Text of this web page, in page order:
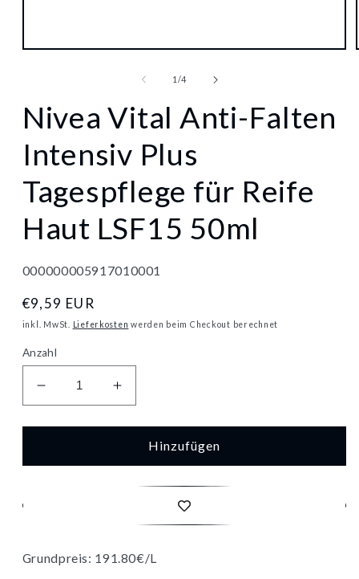
1 /von
4
Nivea Vital Anti-Falten
Intensiv Plus
Tagespflege für Reife
Haut LSF15 50ml
000000005917010001
Normaler
Preis
€9,59 EUR
inkl. MwSt. Lieferkosten werden beim Checkout berechnet
Anzahl
Verringere
die
Menge
Nivea
Plus
Tagespflege
Erhöhe
die
Menge
Nivea
Plus
Tagespflege
Hinzufügen
Grundpreis: 191.80€/L